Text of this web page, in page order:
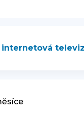
internetová